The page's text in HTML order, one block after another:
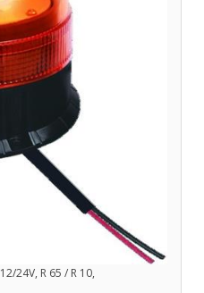
12/24V, R 65 / R 10,